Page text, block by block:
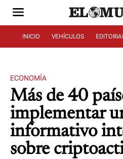
INICIO VEHÍCULOS
ECONOMÍA
Más de 40
implementar
informativo
sobre